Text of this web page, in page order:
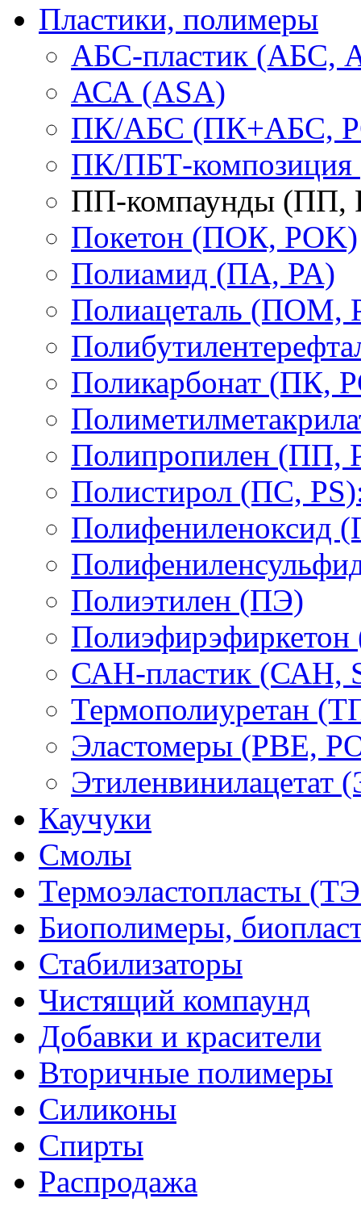
Пластики, полимеры
АБС-пластик (АБС,
АСА (ASA)
ПК/АБС (ПК+АБС,
ПК/ПБТ-композиция
ПП-компаунды (ПП,
Покетон (ПОК, POK)
Полиамид (ПА, PA)
Полиацеталь (ПОМ,
Поликарбонат (ПК,
Полипропилен (ПП,
Полистирол (ПС,
Полифениленоксид
Полиэтилен (ПЭ)
САН-пластик (САН,
Термополиуретан
Эластомеры (PBE,
Этиленвинилацетат
Каучуки
Смолы
Термоэластопласты
Биополимеры,
Стабилизаторы
Чистящий компаунд
Добавки и красители
Вторичные полимеры
Силиконы
Спирты
Распродажа